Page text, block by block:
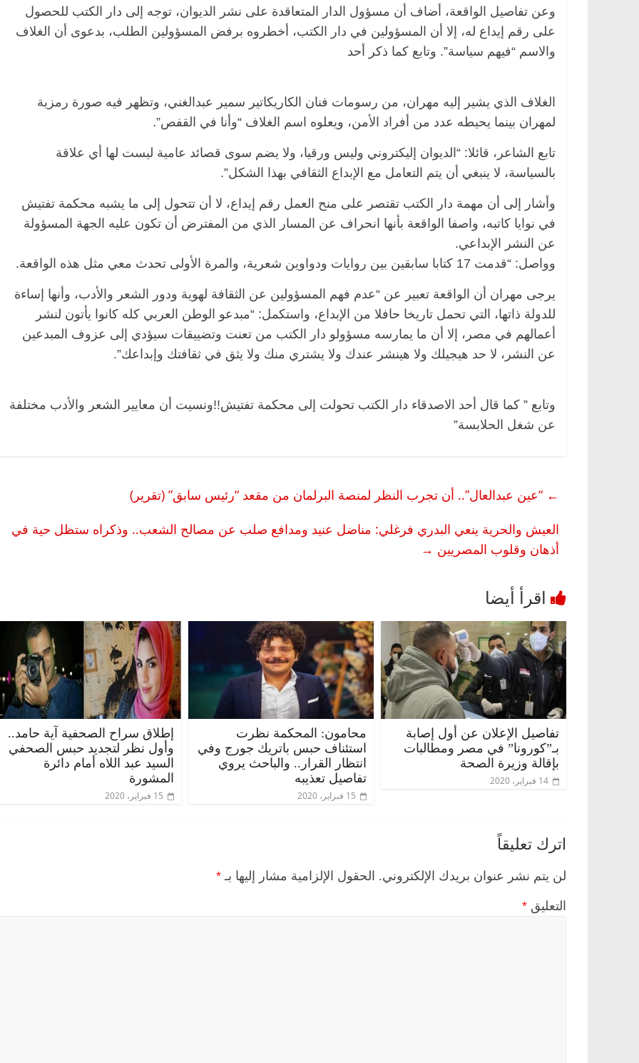
وعن تفاصيل الواقعة، أضاف أن مسؤول الدار المتعاقدة على نشر الديوان، توجه إلى دار الكتب للحصول
على رقم إيداع له، إلا أن المسؤولين في دار الكتب، أخطروه برفض المسؤولين الطلب، بدعوى أن الغلاف
والاسم “فيهم سياسة”. وتابع كما ذكر أحد
الغلاف الذي يشير إليه مهران، من رسومات فنان الكاريكاتير سمير عبدالغني، وتظهر فيه صورة رمزية
لمهران بينما يحيطه عدد من أفراد الأمن، ويعلوه اسم الغلاف “وأنا في القفص”.
تابع الشاعر، قائلا: “الديوان إليكتروني وليس ورقيا، ولا يضم سوى قصائد عامية ليست لها أي علاقة
بالسياسة، لا ينبغي أن يتم التعامل مع الإبداع الثقافي بهذا الشكل”.
وأشار إلى أن مهمة دار الكتب تقتصر على منح العمل رقم إيداع، لا أن تتحول إلى ما يشبه محكمة تفتيش
في نوايا كاتبه، واصفا الواقعة بأنها انحراف عن المسار الذي من المفترض أن تكون عليه الجهة المسؤولة
عن النشر الإبداعي.
وواصل: “قدمت 17 كتابا سابقين بين روايات ودواوين شعرية، والمرة الأولى تحدث معي مثل هذه الواقعة.
يرجى مهران أن الواقعة تعبير عن “عدم فهم المسؤولين عن الثقافة لهوية ودور الشعر والأدب، وأنها إساءة
للدولة ذاتها، التي تحمل تاريخا حافلا من الإبداع، واستكمل: “مبدعو الوطن العربي كله كانوا يأتون لنشر
أعمالهم في مصر، إلا أن ما يمارسه مسؤولو دار الكتب من تعنت وتضييقات سيؤدي إلى عزوف المبدعين
عن النشر، لا حد هيجيلك ولا هينشر عندك ولا يشتري منك ولا يثق في ثقافتك وإبداعك”.
وتابع ” كما قال أحد الاصدقاء دار الكتب تحولت إلى محكمة تفتيش!!ونسيت أن معايير الشعر والأدب مختلفة
عن شغل الحلابسة”
← “عين عبدالعال”.. أن تجرب النظر لمنصة البرلمان من مقعد “رئيس سابق” (تقرير)
العيش والحرية ينعي البدري فرغلي: مناضل عنيد ومدافع صلب عن مصالح الشعب.. وذكراه ستظل حية في
أذهان وقلوب المصريين →
تفاصيل الإعلان عن أول إصابة
بـ”كورونا” في مصر ومطالبات
بإقالة وزيرة الصحة
14 فبراير، 2020
محامون: المحكمة نظرت
استئناف حبس باتريك جورج وفي
انتظار القرار.. والباحث يروي
تفاصيل تعذيبه
15 فبراير، 2020
إطلاق سراح الصحفية آية حامد..
وأول نظر لتجديد حبس الصحفي
السيد عبد اللاه أمام دائرة
المشورة
15 فبراير، 2020
اترك تعليقاً
لن يتم نشر عنوان بريدك الإلكتروني. الحقول الإلزامية مشار إليها بـ *
التعليق *